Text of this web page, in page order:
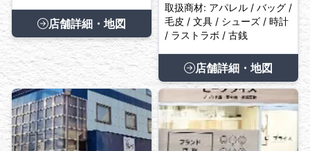
店舗詳細・地図
取扱商材: アパレル / バッグ /
毛皮 / 文具 / シューズ / 時計
/ ラストラボ / 古銭
店舗詳細・地図